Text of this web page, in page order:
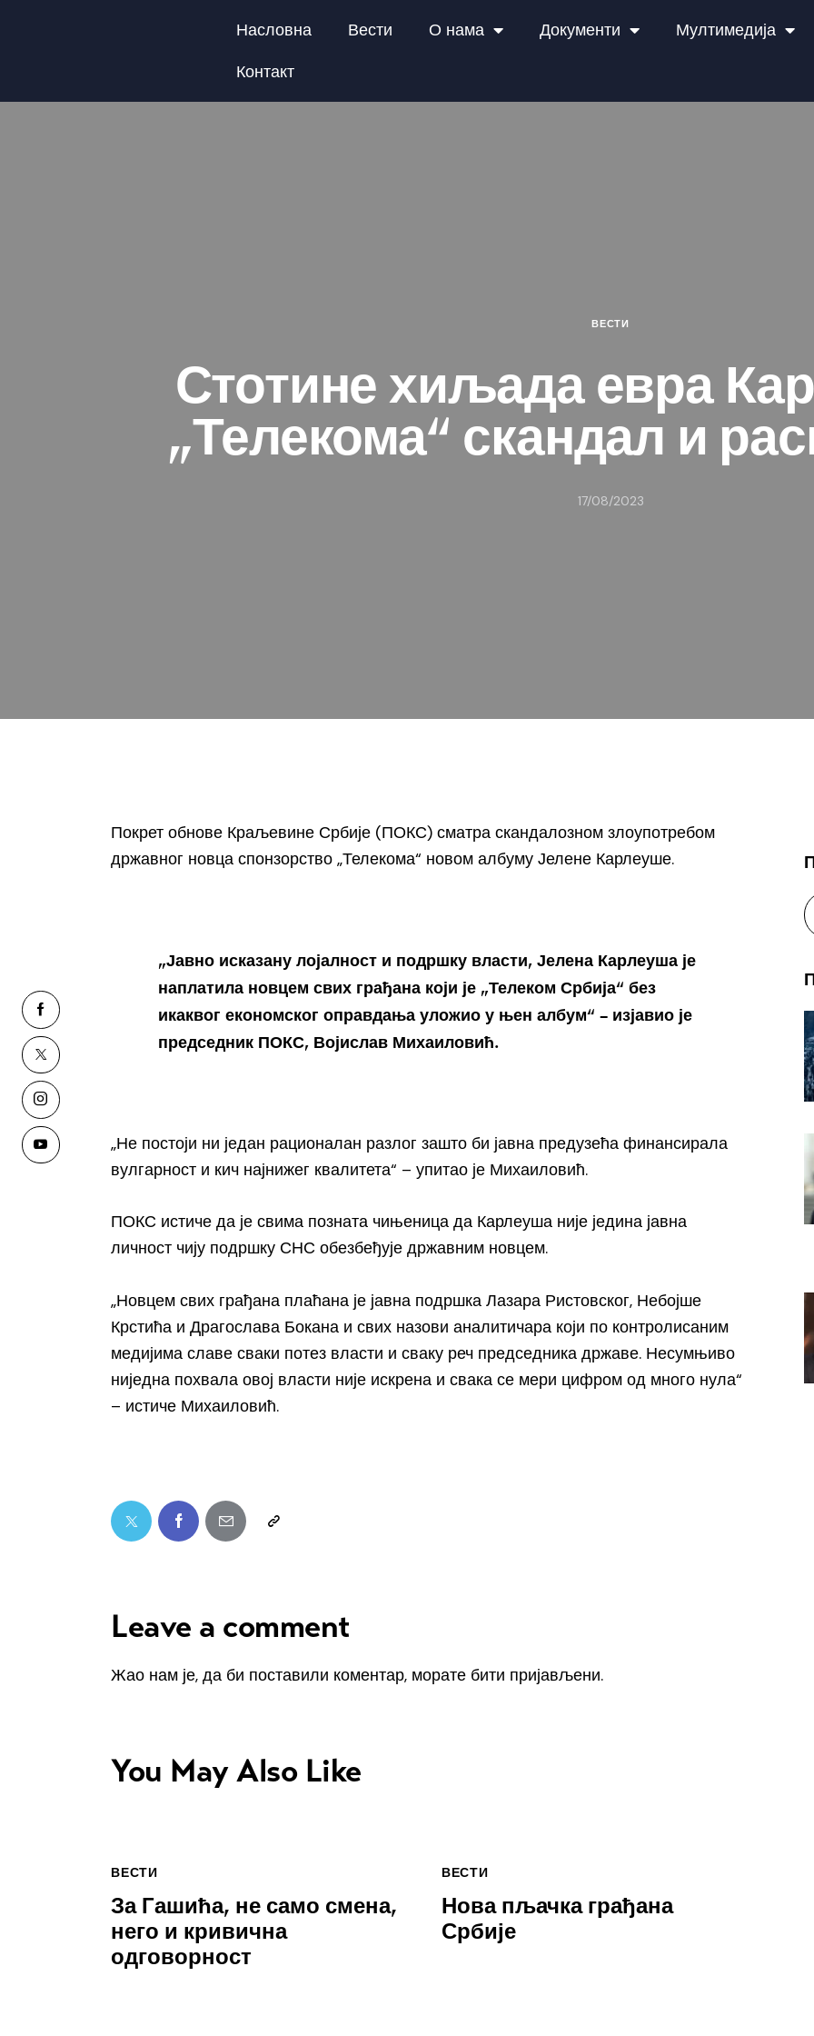
Насловна Вести О нама Документи
Мултимедија
Контакт
ВЕСТИ
Стотине хиљада евра
„Телекома“ скандал и
17/08/2023
Покрет обнове Краљевине Србије (ПОКС) сматра скандалозном злоупотребом
државног новца спонзорство „Телекома“ новом албуму Јелене Карлеуше.
„Јавно исказану лојалност и подршку власти, Јелена Карлеуша је
наплатила новцем свих грађана који је „Телеком Србија“ без
икаквог економског оправдања уложио у њен албум“ – изјавио је
председник ПОКС, Војислав Михаиловић.
„Не постоји ни један рационалан разлог зашто би јавна предузећа финансирала
вулгарност и кич најнижег квалитета“ – упитао је Михаиловић.
ПОКС истиче да је свима позната чињеница да Карлеуша није једина јавна
личност чију подршку СНС обезбеђује државним новцем.
„Новцем свих грађана плаћана је јавна подршка Лазара Ристовског, Небојше
Крстића и Драгослава Бокана и свих назови аналитичара који по контролисаним
медијима славе сваки потез власти и сваку реч председника државе. Несумњиво
ниједна похвала овој власти није искрена и свака се мери цифром од много нула“
– истиче Михаиловић.
Leave a comment
Жао нам је, да би поставили коментар, морате бити пријављени.
You May Also Like
ВЕСТИ
За Гашића, не само смена,
него и кривична
одговорност
ВЕСТИ
Нова пљачка грађана
Србије